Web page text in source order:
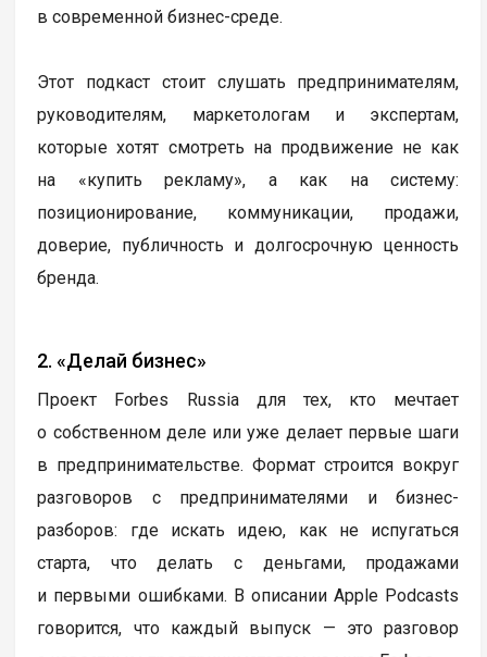
в современной бизнес-среде.
Этот подкаст стоит слушать предпринимателям,
руководителям, маркетологам и экспертам,
которые хотят смотреть на продвижение не как
на «купить рекламу», а как на систему:
позиционирование, коммуникации, продажи,
доверие, публичность и долгосрочную ценность
бренда.
2. «Делай бизнес»
Проект Forbes Russia для тех, кто мечтает
о собственном деле или уже делает первые шаги
в предпринимательстве. Формат строится вокруг
разговоров с предпринимателями и бизнес-
разборов: где искать идею, как не испугаться
старта, что делать с деньгами, продажами
и первыми ошибками. В описании Apple Podcasts
говорится, что каждый выпуск — это разговор